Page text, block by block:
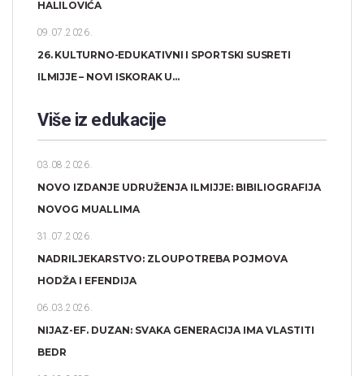
HALILOVIĆA
09.07.2026.
26. KULTURNO-EDUKATIVNI I SPORTSKI SUSRETI
ILMIJJE – NOVI ISKORAK U...
Više iz edukacije
03.08.2026.
NOVO IZDANJE UDRUŽENJA ILMIJJE: BIBILIOGRAFIJA
NOVOG MUALLIMA
31.07.2026.
NADRILJEKARSTVO: ZLOUPOTREBA POJMOVA
HODŽA I EFENDIJA
06.03.2026.
NIJAZ-EF. DUZAN: SVAKA GENERACIJA IMA VLASTITI
BEDR